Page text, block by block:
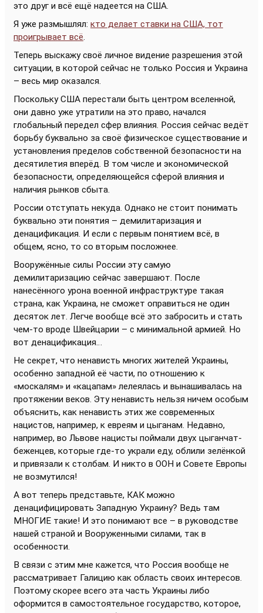
это друг и всё ещё надеется на США.
Я уже размышлял: кто делает ставки на США, тот
проигрывает всё.
Теперь выскажу своё личное видение разрешения этой
ситуации, в которой сейчас не только Россия и Украина
– весь мир оказался.
Поскольку США перестали быть центром вселенной,
они давно уже утратили на это право, начался
глобальный передел сфер влияния. Россия сейчас ведёт
борьбу буквально за своё физическое существование и
установления пределов собственной безопасности на
десятилетия вперёд. В том числе и экономической
безопасности, определяющейся сферой влияния и
наличия рынков сбыта.
России отступать некуда. Однако не стоит понимать
буквально эти понятия – демилитаризация и
денацификация. И если с первым понятием всё, в
общем, ясно, то со вторым посложнее.
Вооружённые силы России эту самую
демилитаризацию сейчас завершают. После
нанесённого урона военной инфраструктуре такая
страна, как Украина, не сможет оправиться не один
десяток лет. Легче вообще всё это забросить и стать
чем-то вроде Швейцарии – с минимальной армией. Но
вот денацификация…
Не секрет, что ненависть многих жителей Украины,
особенно западной её части, по отношению к
«москалям» и «кацапам» лелеялась и вынашивалась на
протяжении веков. Эту ненависть нельзя ничем особым
объяснить, как ненависть этих же современных
нацистов, например, к евреям и цыганам. Недавно,
например, во Львове нацисты поймали двух цыганчат-
беженцев, которые где-то украли еду, облили зелёнкой
и привязали к столбам. И никто в ООН и Совете Европы
не возмутился!
А вот теперь представьте, КАК можно
денацифицировать Западную Украину? Ведь там
МНОГИЕ такие! И это понимают все – в руководстве
нашей страной и Вооруженными силами, так в
особенности.
В связи с этим мне кажется, что Россия вообще не
рассматривает Галицию как область своих интересов.
Поэтому скорее всего эта часть Украины либо
оформится в самостоятельное государство, которое,